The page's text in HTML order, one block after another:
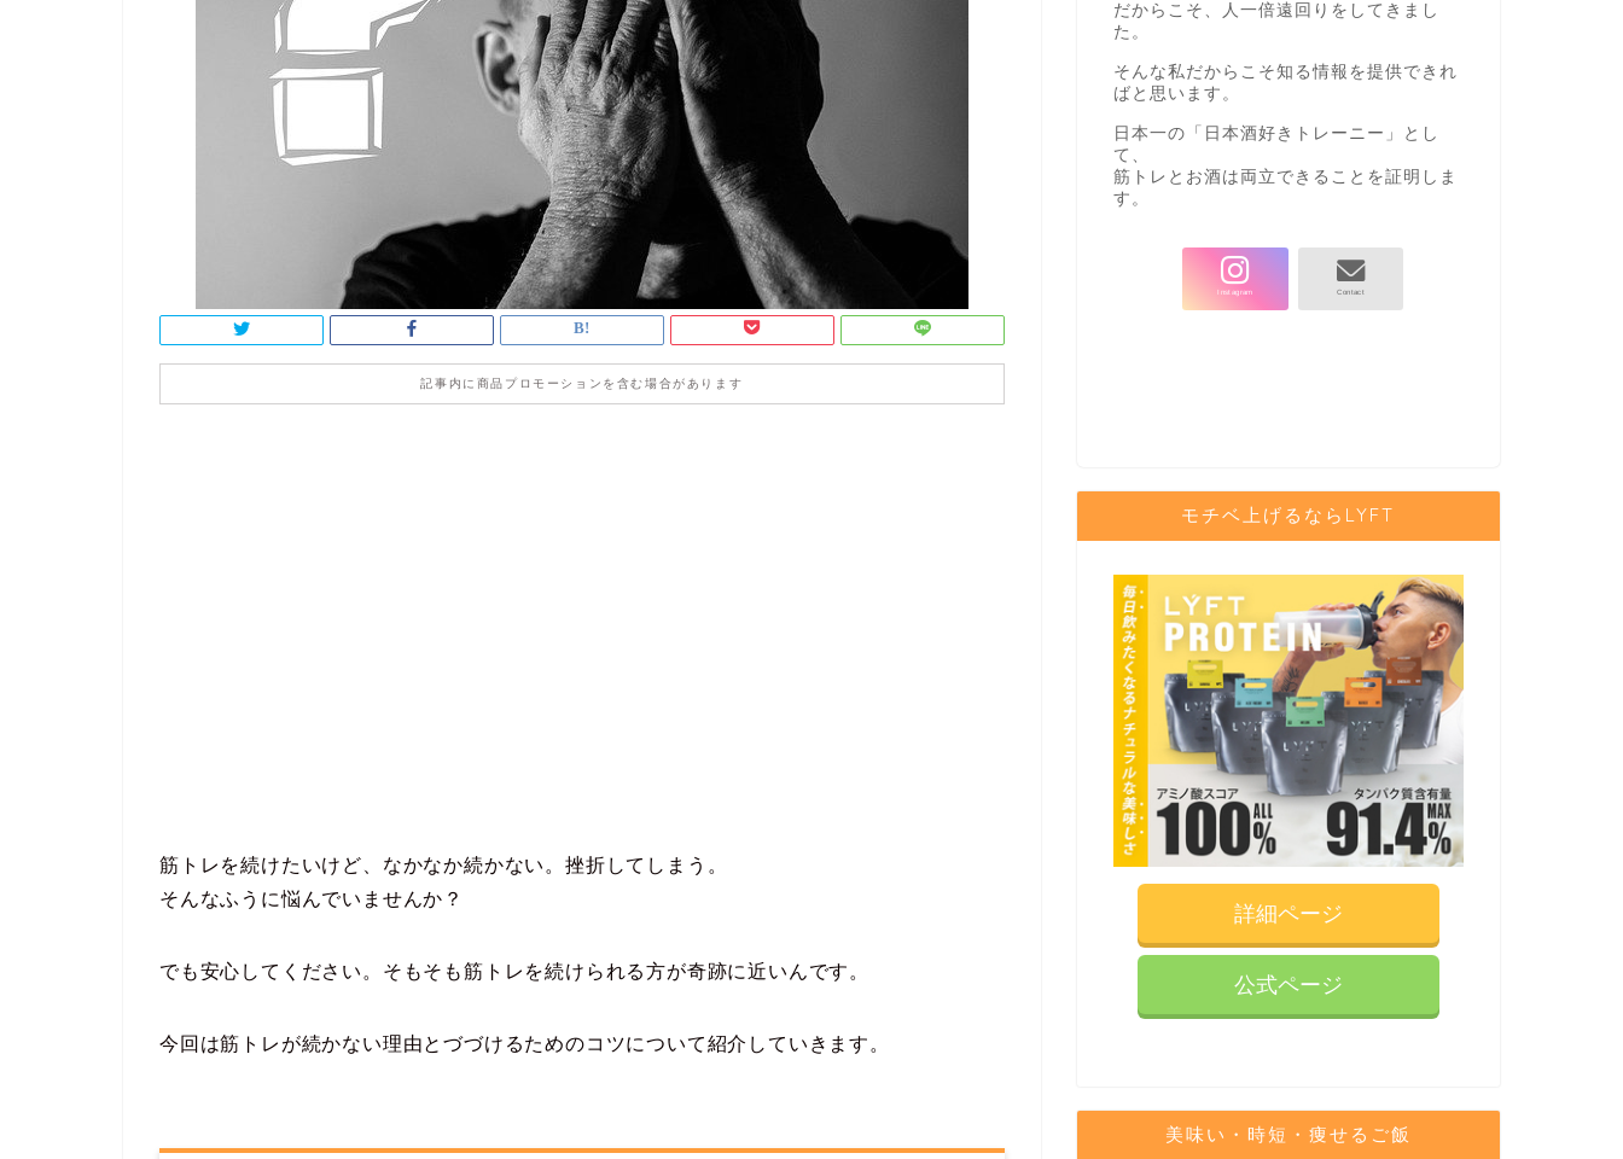
記事内に商品プロモーションを含む場合があります
筋トレを続けたいけど、なかなか続かない。挫折してしまう。
そんなふうに悩んでいませんか？
でも安心してください。そもそも筋トレを続けられる方が奇跡に近いんです。
今回は筋トレが続かない理由とづづけるためのコツについて紹介していきます。
だからこそ、人一倍遠回りをしてきまし
た。
そんな私だからこそ知る情報を提供できれ
ばと思います。
日本一の「日本酒好きトレーニー」とし
て、
筋トレとお酒は両立できることを証明しま
す。
モチベ上げるならLYFT
詳細ページ
公式ページ
美味い・時短・痩せるご飯